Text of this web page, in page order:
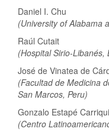
Daniel I. Chu
(University of Alabama
Raúl Cutait
(Hospital Sirio-Libanés,
José de Vinatea de
(Facultad de Medicina
San Marcos, Peru)
Gonzalo Estapé
(Centro